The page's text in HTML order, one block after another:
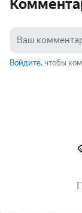
Войдите, чтобы